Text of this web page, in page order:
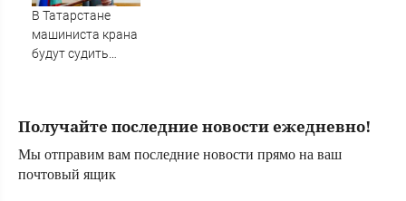
В Татарстане
машиниста крана
будут судить
09/08/2026 –
Получайте последние новости ежедневно!
Мы отправим вам последние новости прямо на ваш
почтовый ящик